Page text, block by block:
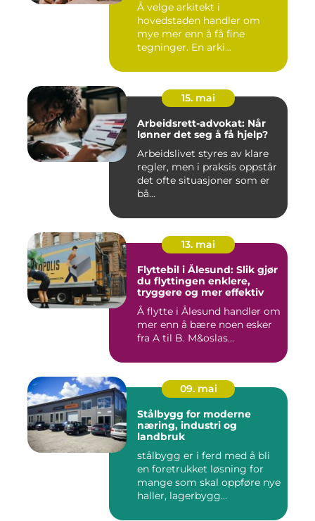
Å velge arkitekt i
hovedstaden handler om
mye mer enn å få fine
tegninger. En arki...
15. mai
Arbeidsrett-advokat: Når
lønner det seg å få hjelp?
Arbeidslivet styres av klare
regler, men i praksis oppstår
det ofte situasjoner som er
bå...
13. mai
Flyttebil i Ålesund: Slik gjør
du flyttingen enklere,
tryggere og mer effektiv
Å flytte i Ålesund handler om
mer enn å bære noen esker
fra A til B. M&oslas...
09. mai
Stålbygg for moderne
næring, industri og
landbruk
stålbygg er i ferd med å bli
en foretrukket løsning for
mange som skal oppføre nye
haller, lagerbygg...